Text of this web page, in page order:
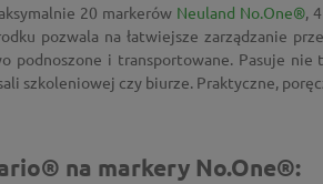
20 markerów Neuland No.One®, 4
pozwala na łatwiejsze zarządzanie
podnoszone i transportowane. Pasuje
szkoleniowej czy biurze. Praktyczne,
na markery No.One®: